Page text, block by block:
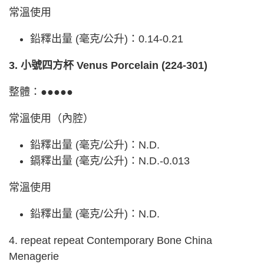
常溫使用
鉛釋出量 (毫克/公升)：0.14-0.21
3. 小號四方杯 Venus Porcelain (224-301)
整體：●●●●●
常溫使用（內腔）
鉛釋出量 (毫克/公升)：N.D.
鎘釋出量 (毫克/公升)：N.D.-0.013
常溫使用
鉛釋出量 (毫克/公升)：N.D.
4. repeat repeat Contemporary Bone China
Menagerie